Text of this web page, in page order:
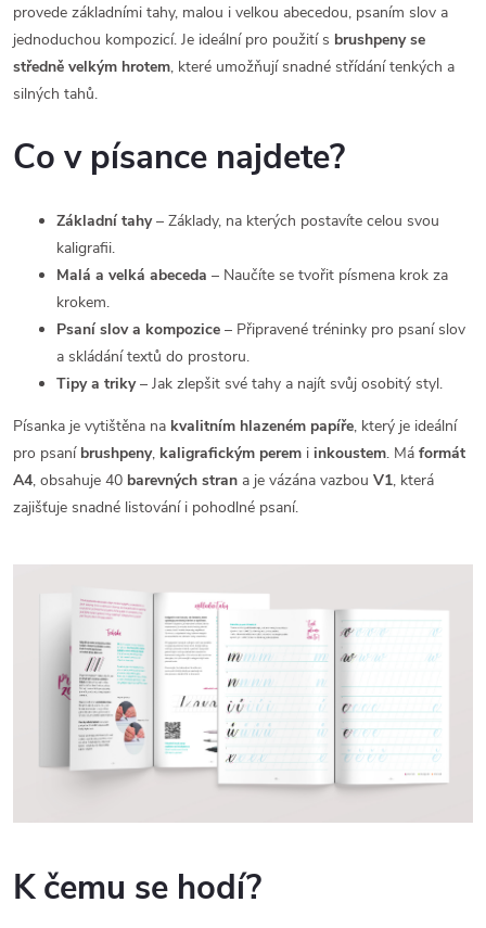
provede základními tahy, malou i velkou abecedou, psaním slov a
jednoduchou kompozicí. Je ideální pro použití s brushpeny se
středně velkým hrotem, které umožňují snadné střídání tenkých a
silných tahů.
Co v písance najdete?
Základní tahy– Základy, na kterých postavíte celou svou
kaligrafii.
Malá a velká abeceda – Naučíte se tvořit písmena krok za
krokem.
Psaní slov a kompozice – Připravené tréninky pro psaní slov
a skládání textů do prostoru.
Tipy a triky– Jak zlepšit své tahy a najít svůj osobitý styl.
Písanka je vytištěna na kvalitním hlazeném papíře, který je ideální
pro psaní brushpeny, kaligrafickým perem i inkoustem. Má formát
A4, obsahuje 40 barevných stran a je vázána vazbou V1, která
zajišťuje snadné listování i pohodlné psaní.
K čemu se hodí?